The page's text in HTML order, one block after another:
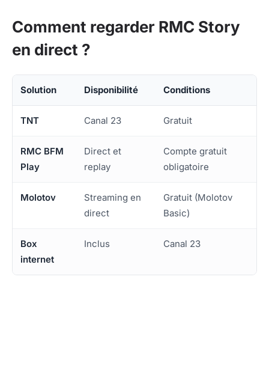
Comment regarder RMC Story
en direct ?
Solution Disponibilité Conditions
TNT Canal 23 Gratuit
RMC BFM
Play
Direct et
replay
Compte gratuit
obligatoire
Molotov
Streaming en
direct
Gratuit (Molotov
Basic)
Box
internet
Inclus Canal 23